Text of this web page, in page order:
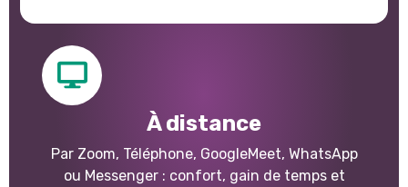
À distance
Par Zoom, Téléphone, GoogleMeet, WhatsApp
ou Messenger : confort, gain de temps et